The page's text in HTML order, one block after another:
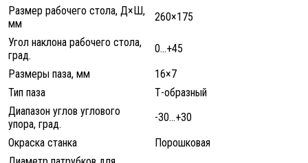
Размер рабочего стола, Д×Ш,
мм
260×175
Угол наклона рабочего стола,
град.
0…+45
Размеры паза, мм
16×7
Тип паза
Т-образный
Диапазон углов углового
упора, град.
-30...+30
Окраска станка
Порошковая